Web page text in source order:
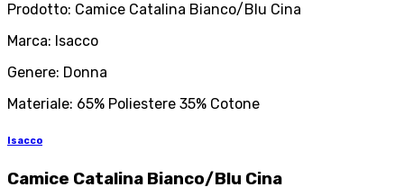
Prodotto: Camice Catalina Bianco/Blu Cina
Marca: Isacco
Genere: Donna
Materiale: 65% Poliestere 35% Cotone
Isacco
Camice Catalina Bianco/Blu Cina